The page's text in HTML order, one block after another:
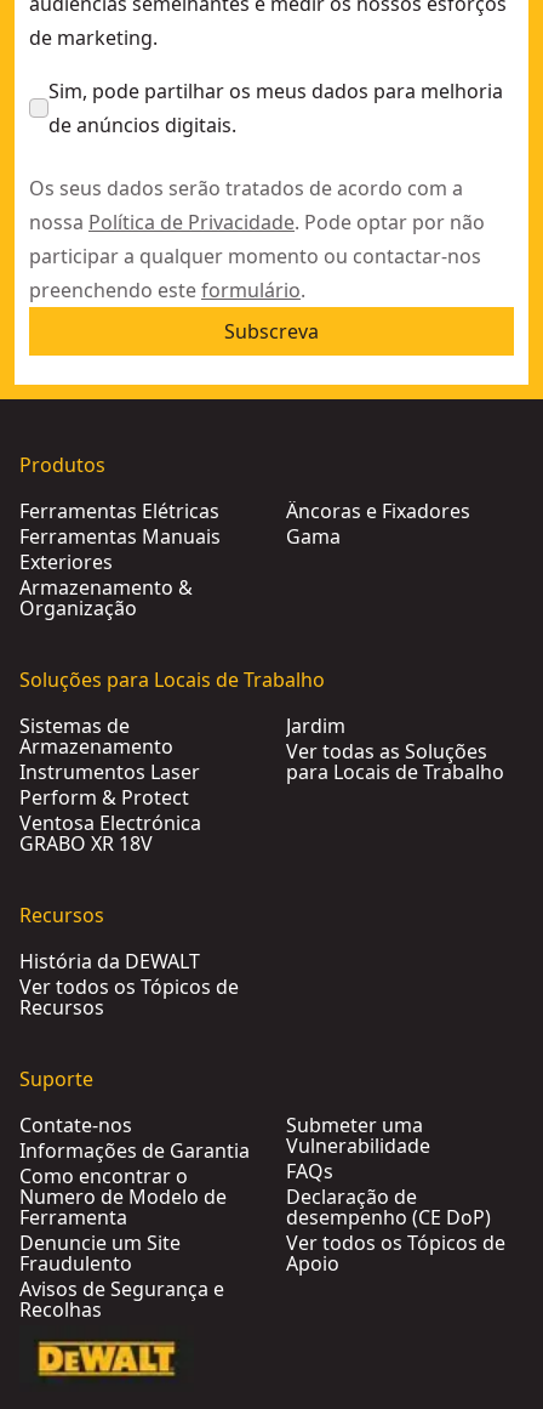
de marketing.
Sim, pode partilhar os meus dados para melhoria
de anúncios digitais.
Os seus dados serão tratados de acordo com a
nossa Política de Privacidade. Pode optar por não
participar a qualquer momento ou contactar-nos
preenchendo esteformulário.
Subscreva
Produtos
Ferramentas Elétricas
Ferramentas Manuais
Exteriores
Armazenamento &
Organização
Âncoras e Fixadores
Gama
Soluções para Locais de Trabalho
Sistemas de
Armazenamento
Instrumentos Laser
Perform & Protect
Ventosa Electrónica
GRABO XR 18V
Jardim
Ver todas as Soluções
para Locais de Trabalho
Recursos
História da DEWALT
Ver todos os Tópicos de
Recursos
Suporte
Contate-nos
Informações de Garantia
Como encontrar o
Numero de Modelo de
Ferramenta
Denuncie um Site
Fraudulento
Avisos de Segurança e
Recolhas
Submeter uma
Vulnerabilidade
FAQs
Declaração de
desempenho (CE DoP)
Ver todos os Tópicos de
Apoio